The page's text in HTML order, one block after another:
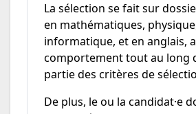
La sélection se fait sur
en mathématiques,
informatique, et en anglais,
comportement tout au long
partie des critères de
De plus, le ou la candidat·e